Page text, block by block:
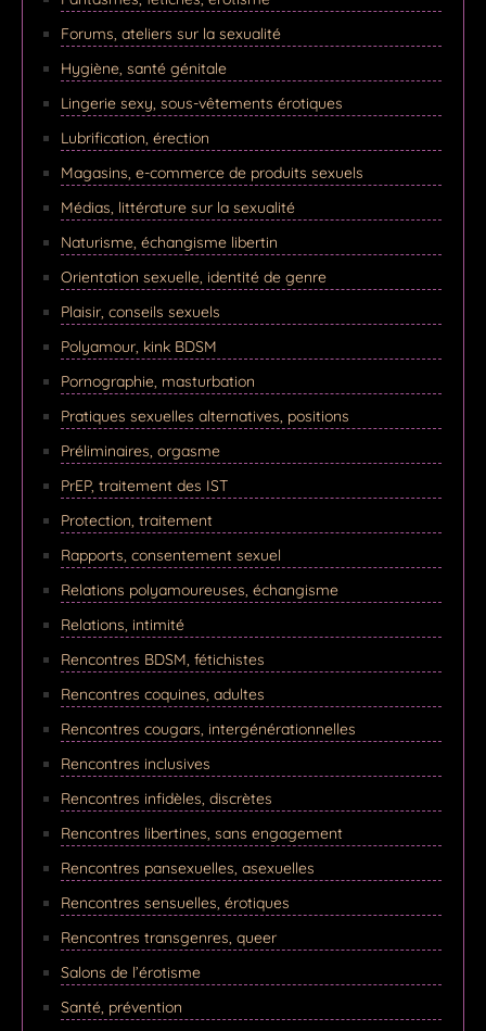
Forums, ateliers sur la sexualité
Hygiène, santé génitale
Lingerie sexy, sous-vêtements érotiques
Lubrification, érection
Magasins, e-commerce de produits sexuels
Médias, littérature sur la sexualité
Naturisme, échangisme libertin
Orientation sexuelle, identité de genre
Plaisir, conseils sexuels
Polyamour, kink BDSM
Pornographie, masturbation
Pratiques sexuelles alternatives, positions
Préliminaires, orgasme
PrEP, traitement des IST
Protection, traitement
Rapports, consentement sexuel
Relations polyamoureuses, échangisme
Relations, intimité
Rencontres BDSM, fétichistes
Rencontres coquines, adultes
Rencontres cougars, intergénérationnelles
Rencontres inclusives
Rencontres infidèles, discrètes
Rencontres libertines, sans engagement
Rencontres pansexuelles, asexuelles
Rencontres sensuelles, érotiques
Rencontres transgenres, queer
Salons de l’érotisme
Santé, prévention